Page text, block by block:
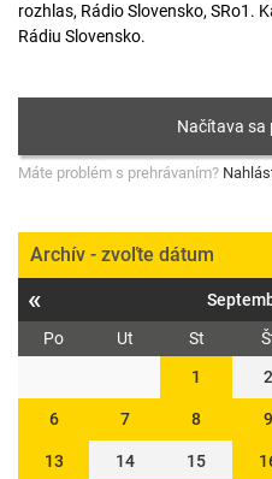
rozhlas, Rádio Slovensko, SRo1.
Rádiu Slovensko.
Máte problém s prehrávaním?
Archív - zvoľte dátum
«
Po Ut St
1
2
6 7 8 9
13 14 15